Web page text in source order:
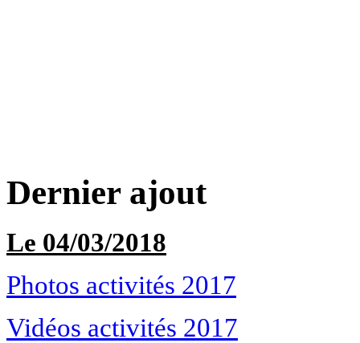
Dernier ajout
Le 04/03/2018
Photos activités 2017
Vidéos activités 2017